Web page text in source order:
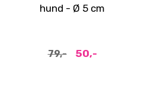
hund - Ø 5 cm
79,- 50,-